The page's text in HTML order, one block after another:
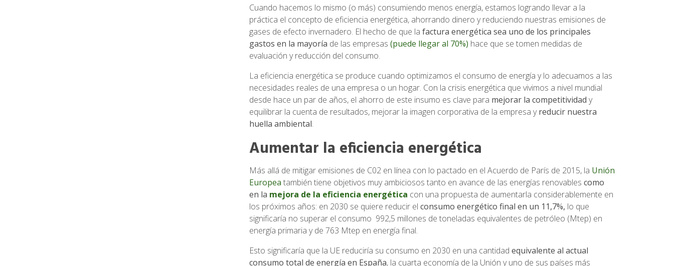
Cuando hacemos lo mismo (o más) consumiendo menos energía, estamos logrando llevar a la
práctica el concepto de eficiencia energética, ahorrando dinero y reduciendo nuestras emisiones de
gases de efecto invernadero. El hecho de que la factura energética sea uno de los principales
gastos en la mayoría de las empresas (puede llegar al 70%) hace que se tomen medidas de
evaluación y reducción del consumo.
La eficiencia energética se produce cuando optimizamos el consumo de energía y lo adecuamos a las
necesidades reales de una empresa o un hogar. Con la crisis energética que vivimos a nivel mundial
desde hace un par de años, el ahorro de este insumo es clave para mejorar la competitividad y
equilibrar la cuenta de resultados, mejorar la imagen corporativa de la empresa yreducir nuestra
huella ambiental.
Aumentar la eficiencia energética
Más allá de mitigar emisiones de C02 en línea con lo pactado en el Acuerdo de París de 2015, la Unión
Europea también tiene objetivos muy ambiciosos tanto en avance de las energías renovables como
en la mejora de la eficiencia energética con una propuesta de aumentarla considerablemente en
los próximos años: en 2030 se quiere reducir el consumo energético final en un 11,7%, lo que
significaría no superar el consumo 992,5 millones de toneladas equivalentes de petróleo (Mtep) en
energía primaria y de 763 Mtep en energía final.
Esto significaría que la UE reduciría su consumo en 2030 en una cantidad equivalente al actual
consumo total de energía en España, la cuarta economía de la Unión y uno de sus países más